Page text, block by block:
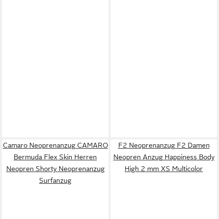
Camaro Neoprenanzug CAMARO
Bermuda Flex Skin Herren
Neopren Shorty Neoprenanzug
Surfanzug
F2 Neoprenanzug F2 Damen
Neopren Anzug Happiness Body
High 2 mm XS Multicolor